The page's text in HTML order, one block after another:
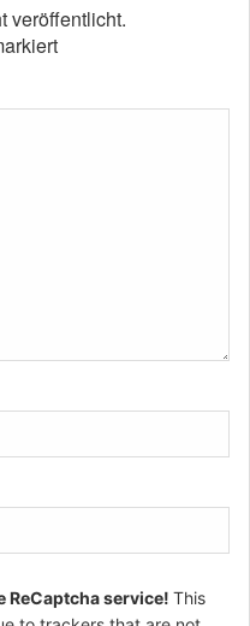
veröffentlicht.
ReCaptcha service! This